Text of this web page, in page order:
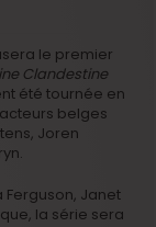
le premier
Clandestine
été tournée en
belges
Joren
Ferguson, Janet
la série sera